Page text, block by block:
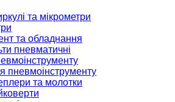
та мікрометри
та обладнання
пневматичні
пневмоінструменту
та молотки